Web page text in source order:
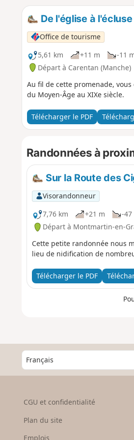
De l'église à
Office de tourisme
5,61 km
+11 m -11
Départ à Carentan (Manche)
Au fil de cette promenade,
du Moyen-Âge au XIXe siècle.
Télécharger le PDF
Randonnées à
Sur la Route des
Visorandonneur
7,76 km
+21 m -47
Départ à Montmartin-en-
Cette petite randonnée nous
lieu de nidification de
Télécharger le PDF
C
h
o
s
e
CGU et confidentialité
Plan du site
Emplois